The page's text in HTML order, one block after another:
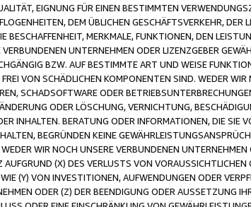
EIGNUNG FÜR EINEN BESTIMMTEN
DEM ÜBLICHEN GESCHÄFTSVERKEHR,
BESCHAFFENHEIT, MERKMALE, FUNKTIONEN, DEN
UNTERNEHMEN ODER LIZENZGEBER
BZW. AUF BESTIMMTE ART UND WEISE
VON SCHÄDLICHEN KOMPONENTEN SIND. WEDER
SCHADSOFTWARE ODER
ODER LÖSCHUNG, VERNICHTUNG,
INHALTEN. BERATUNG ODER INFORMATIONEN, DIE SIE
BEGRÜNDEN KEINE
WIR NOCH UNSERE VERBUNDENEN
(X) DES VERLUSTS VON
(Y) VON INVESTITIONEN, AUFWENDUNGEN ODER
ODER (Z) DER BEENDIGUNG ODER AUSSETZUNG